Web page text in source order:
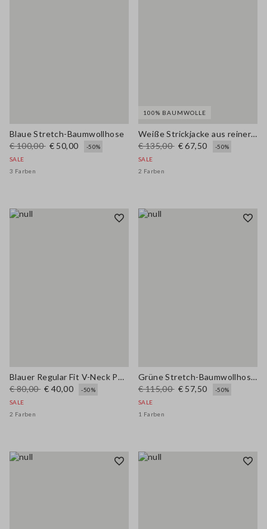
Blaue Stretch-Baumwollhose
€ 100,00 € 50,00
-50%
SALE
3 Farben
100% BAUMWOLLE
Weiße Strickjacke aus reiner Baumwolle, Regular Fit mit Knöpfen
€ 135,00 € 67,50
-50%
SALE
2 Farben
Blauer Regular Fit V-Neck Pullover aus Lyocell und Baumwolle
€ 80,00 € 40,00
-50%
SALE
2 Farben
Grüne Stretch-Baumwollhose mit weitem Bein
€ 115,00 € 57,50
-50%
SALE
1 Farben